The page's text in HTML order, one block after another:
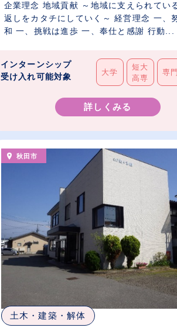
企業理念 地域貢献 ～地域に支えられてい
返しをカタチにしていく～ 経営理念 一、
和 一、挑戦は進歩 一、奉仕と感謝 行動...
インターンシップ
受け入れ可能対象
大学
短大
高専
専門
詳しくみる
秋田市
土木・建築・解体